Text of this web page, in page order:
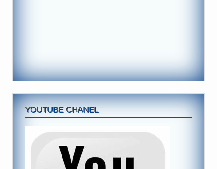
YOUTUBE CHANEL